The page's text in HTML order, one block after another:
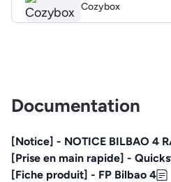
Cozybox
Documentation
[Notice] - NOTICE BILBAO 4
[Prise en main rapide] -
[Fiche produit] - FP Bilbao 4